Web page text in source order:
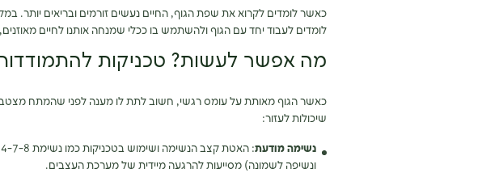
כאשר לומדים לקרוא את שפת הגוף, החיים נעשים זורמים ובריאים יותר.
לומדים לעבוד יחד עם הגוף ולהשתמש בו ככלי שמנחה אותנו לחיים מאוזנים,
מה אפשר לעשות? טכניקות
כאשר הגוף מאותת על עומס רגשי, חשוב לתת לו מענה לפני שהמתח
שיכולות לעזור:
נשימה מודעת
ונשיפה לשמונה) מסייעות להרגעה מיידית של מערכת העצבים.